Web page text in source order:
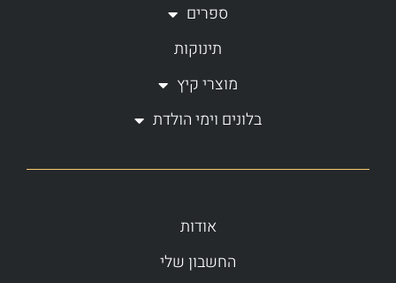
ספרים
תינוקות
מוצרי קיץ
בלונים וימי הולדת
אודות
החשבון שלי